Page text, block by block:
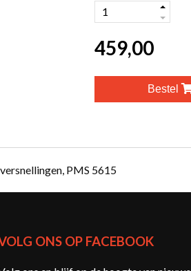
459,00
Bestel
PMS 5615
ONS OP FACEBOOK